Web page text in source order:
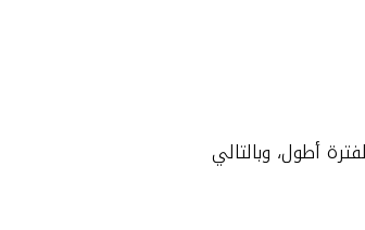
أطول، وبالتالي